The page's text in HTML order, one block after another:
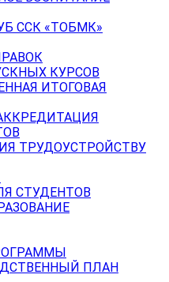
ССК «ТОБМК»
КУРСОВ
ИТОГОВАЯ
ТРУДОУСТРОЙСТВУ
СТУДЕНТОВ
ПЛАН